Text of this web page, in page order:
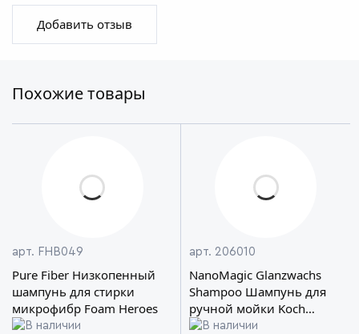
Добавить отзыв
Похожие товары
арт. FHB049
Pure Fiber Низкопенный
шампунь для стирки
микрофибр Foam Heroes
арт. 206010
NanoMagic Glanzwachs
Shampoo Шампунь для
ручной мойки Koch
Chemie